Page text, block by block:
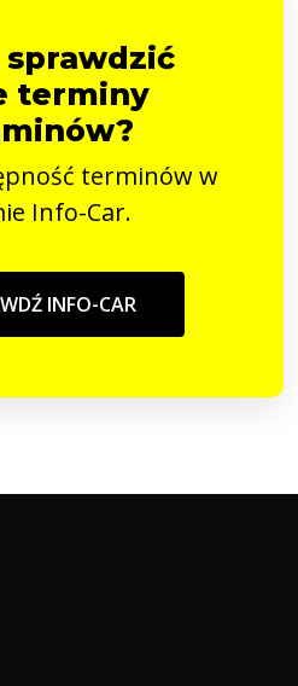
sprawdzić
terminy
terminów w
Info-Car.
INFO-CAR